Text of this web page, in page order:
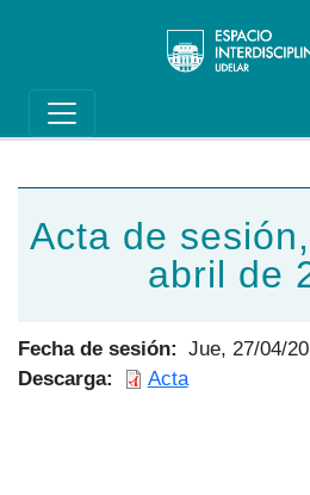
Main navigation
Acta de
abril de
Fecha de sesión
Jue, 27/04/
Descarga
Acta